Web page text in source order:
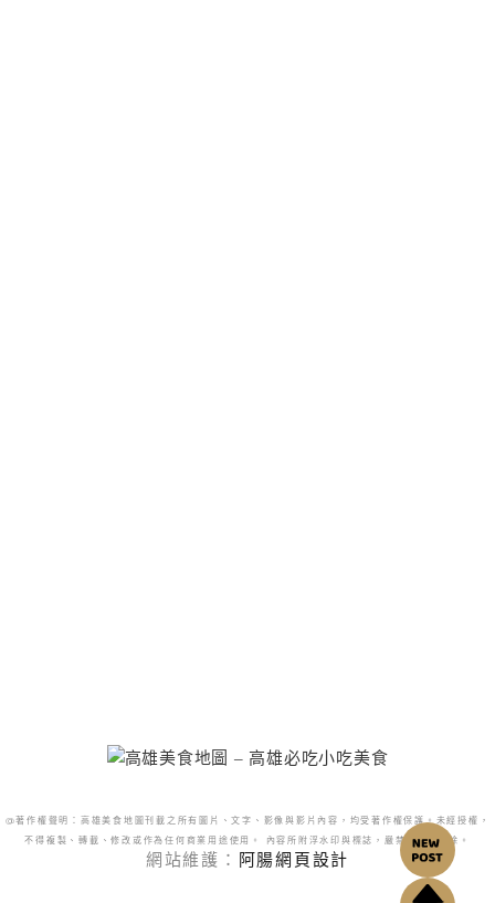
@著作權聲明：高雄美食地圖刊載之所有圖片、文字、影像與影片內容，均受著作權保護。未經授權，
不得複製、轉載、修改或作為任何商業用途使用。 內容所附浮水印與標誌，嚴禁更改或移除。
網站維護： 阿腸網頁設計